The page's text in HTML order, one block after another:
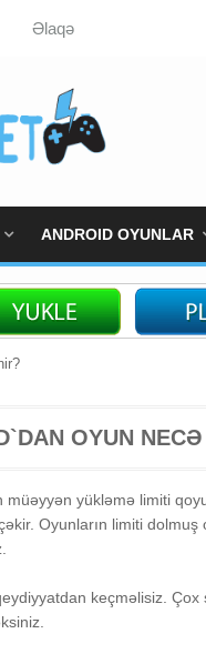
Əlaqə
ANDROID OYUNLAR
OYUN
müəyyən yükləmə limiti
Oyunların limiti
keçməlisiz.